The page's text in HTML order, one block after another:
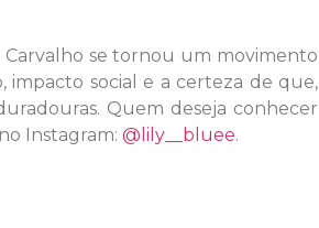
Carvalho se tornou um movimento
impacto social e a certeza de que,
Quem deseja conhecer
Instagram: @lily__bluee.